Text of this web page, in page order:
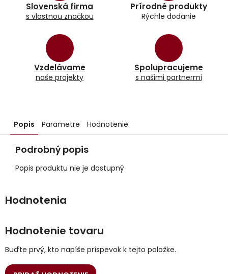
Slovenská firma
s vlastnou značkou
Prírodné produkty
Rýchle dodanie
Vzdelávame
naše projekty
Spolupracujeme
s našimi partnermi
Popis Parametre Hodnotenie
Podrobný popis
Popis produktu nie je dostupný
Hodnotenie tovaru
Buďte prvý, kto napíše príspevok k tejto položke.